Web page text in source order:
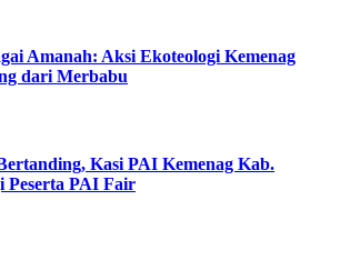
Amanah: Aksi Ekoteologi Kemenag
dari Merbabu
Kasi PAI Kemenag Kab.
Peserta PAI Fair